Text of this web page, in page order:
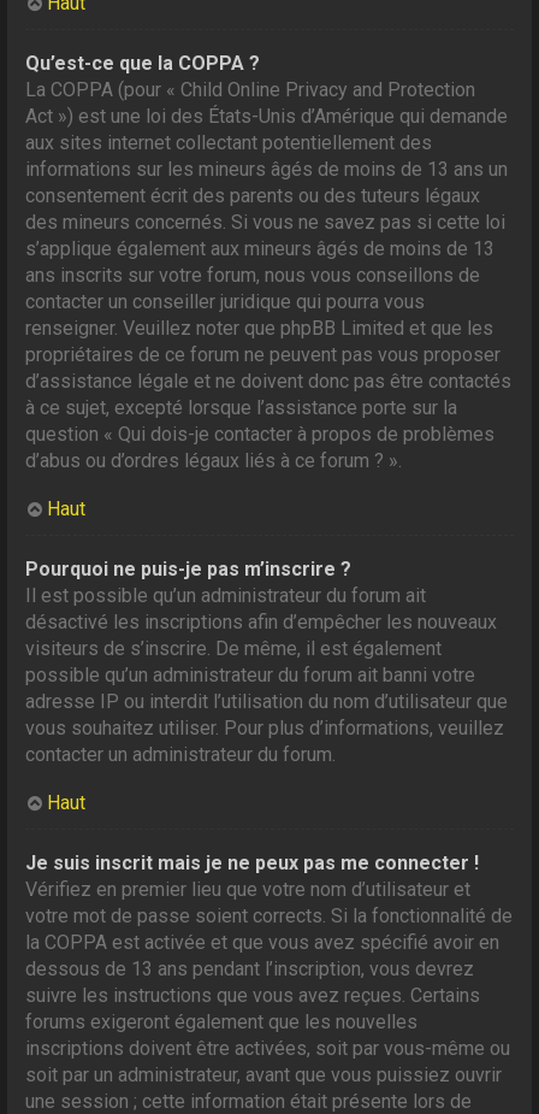
Qu’est-ce que la COPPA ?
La COPPA (pour « Child Online Privacy and Protection
Act ») est une loi des États-Unis d’Amérique qui demande
aux sites internet collectant potentiellement des
informations sur les mineurs âgés de moins de 13 ans un
consentement écrit des parents ou des tuteurs légaux
des mineurs concernés. Si vous ne savez pas si cette loi
s’applique également aux mineurs âgés de moins de 13
ans inscrits sur votre forum, nous vous conseillons de
contacter un conseiller juridique qui pourra vous
renseigner. Veuillez noter que phpBB Limited et que les
propriétaires de ce forum ne peuvent pas vous proposer
d’assistance légale et ne doivent donc pas être contactés
à ce sujet, excepté lorsque l’assistance porte sur la
question « Qui dois-je contacter à propos de problèmes
d’abus ou d’ordres légaux liés à ce forum ? ».
Haut
Pourquoi ne puis-je pas m’inscrire ?
Il est possible qu’un administrateur du forum ait
désactivé les inscriptions afin d’empêcher les nouveaux
visiteurs de s’inscrire. De même, il est également
possible qu’un administrateur du forum ait banni votre
adresse IP ou interdit l’utilisation du nom d’utilisateur que
vous souhaitez utiliser. Pour plus d’informations, veuillez
contacter un administrateur du forum.
Haut
Je suis inscrit mais je ne peux pas me connecter !
Vérifiez en premier lieu que votre nom d’utilisateur et
votre mot de passe soient corrects. Si la fonctionnalité de
la COPPA est activée et que vous avez spécifié avoir en
dessous de 13 ans pendant l’inscription, vous devrez
suivre les instructions que vous avez reçues. Certains
forums exigeront également que les nouvelles
inscriptions doivent être activées, soit par vous-même ou
soit par un administrateur, avant que vous puissiez ouvrir
une session ; cette information était présente lors de